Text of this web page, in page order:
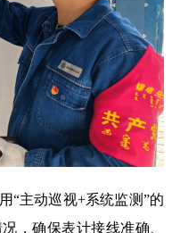
主动巡视+系统监测”的
，确保表计接线准确、